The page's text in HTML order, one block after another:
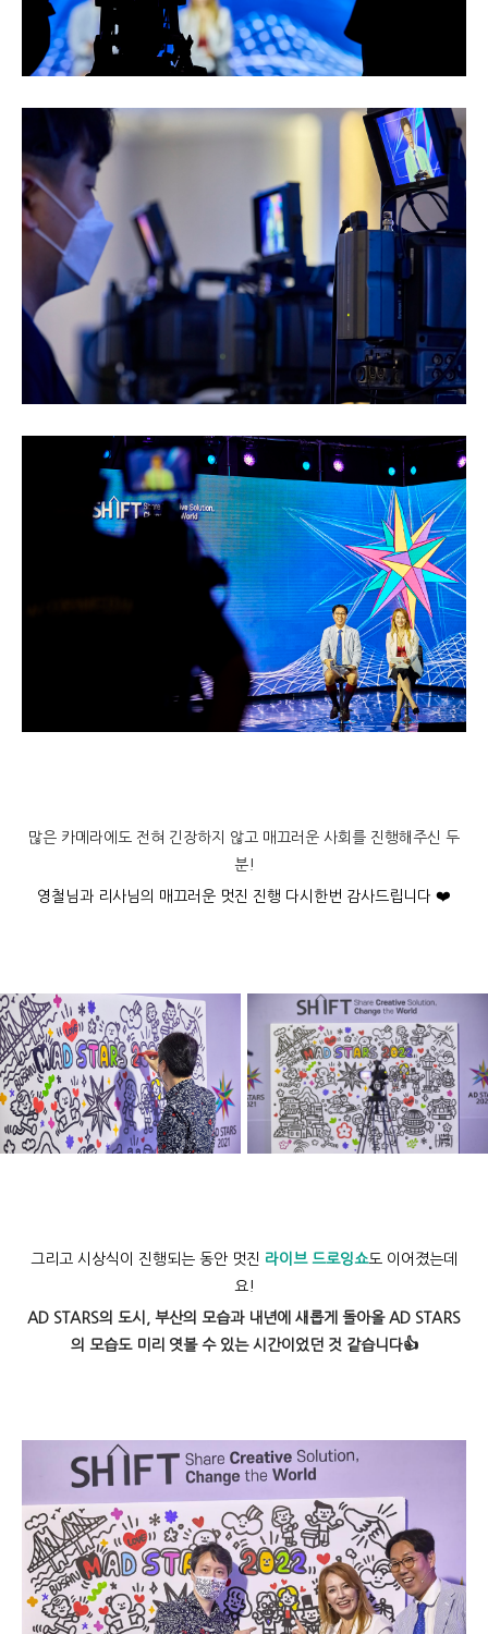
많은 카메라에도 전혀 긴장하지 않고 매끄러운 사회를 진행해주신 두
분!
영철님과 리사님의 매끄러운 멋진 진행 다시한번 감사드립니다 ❤️
그리고 시상식이 진행되는 동안 멋진 라이브 드로잉쇼도 이어졌는데
요!
AD STARS의 도시, 부산의 모습과 내년에 새롭게 돌아올 AD STARS
의 모습도 미리 엿볼 수 있는 시간이었던 것 같습니다👍